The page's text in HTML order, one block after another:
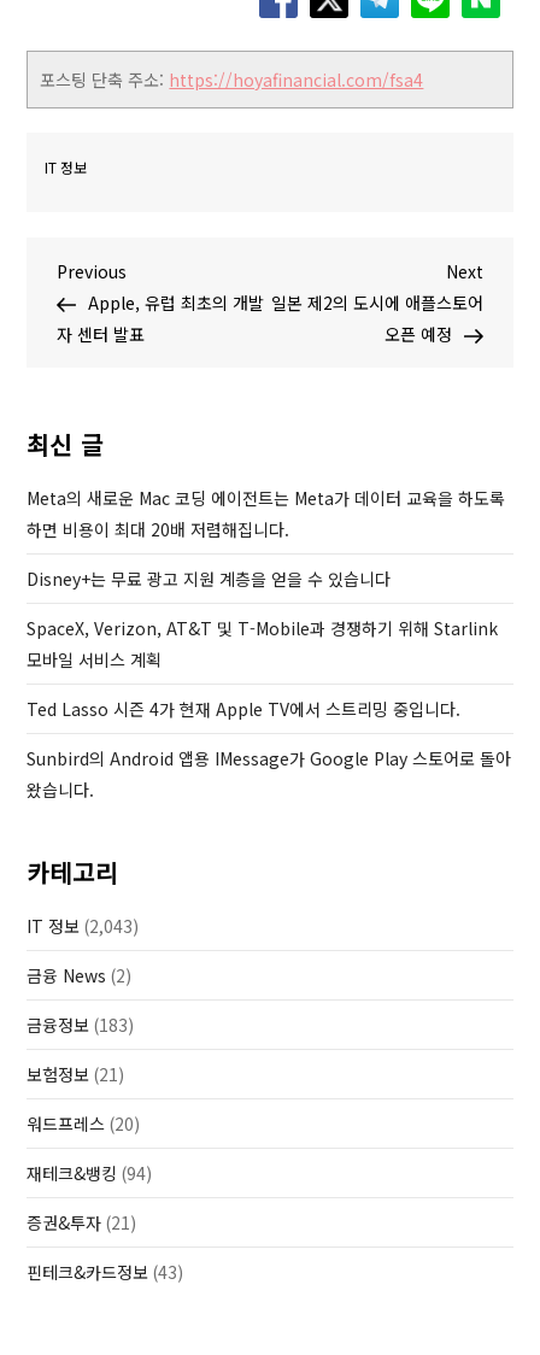
포스팅 단축 주소: https://hoyafinancial.com/fsa4
IT 정보
글
탐
P
r
e
u
s
P
o
s
Previous
Apple, 유럽 최초의 개발
자 센터 발표
N
e
x
t
Next
일본 제2의 도시에 애플스토어
오픈 예정
최신 글
Meta의 새로운 Mac 코딩 에이전트는 Meta가 데이터 교육을 하도록
하면 비용이 최대 20배 저렴해집니다.
Disney+는 무료 광고 지원 계층을 얻을 수 있습니다
SpaceX, Verizon, AT&T 및 T-Mobile과 경쟁하기 위해 Starlink
모바일 서비스 계획
Ted Lasso 시즌 4가 현재 Apple TV에서 스트리밍 중입니다.
Sunbird의 Android 앱용 IMessage가 Google Play 스토어로 돌아
왔습니다.
카테고리
IT 정보 (2,043)
금융 News (2)
금융정보 (183)
보험정보 (21)
워드프레스 (20)
재테크&뱅킹 (94)
증권&투자 (21)
핀테크&카드정보 (43)